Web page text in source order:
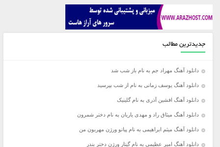
جدیدترین مطالب
دانلود آهنگ مهراد جم به نام باز شب شد
دانلود آهنگ یوسف زمانی به نام از شب بپرسید
دانلود آهنگ افشین آذری به نام گلینیک
دانلود آهنگ میثاق راد و مهدی یاریان به نام دختر شمرون
دانلود آهنگ میثم ابراهیمی به نام پیانو ورژن مهربون من
دانلود آهنگ امیر عظیمی به نام گیتار ورژن دختر بندر